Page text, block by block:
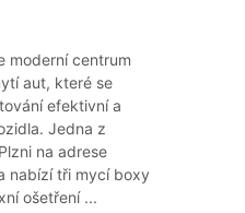
moderní centrum
aut, které se
efektivní a
Jedna z
na adrese
nabízí tři mycí boxy
ošetření ...